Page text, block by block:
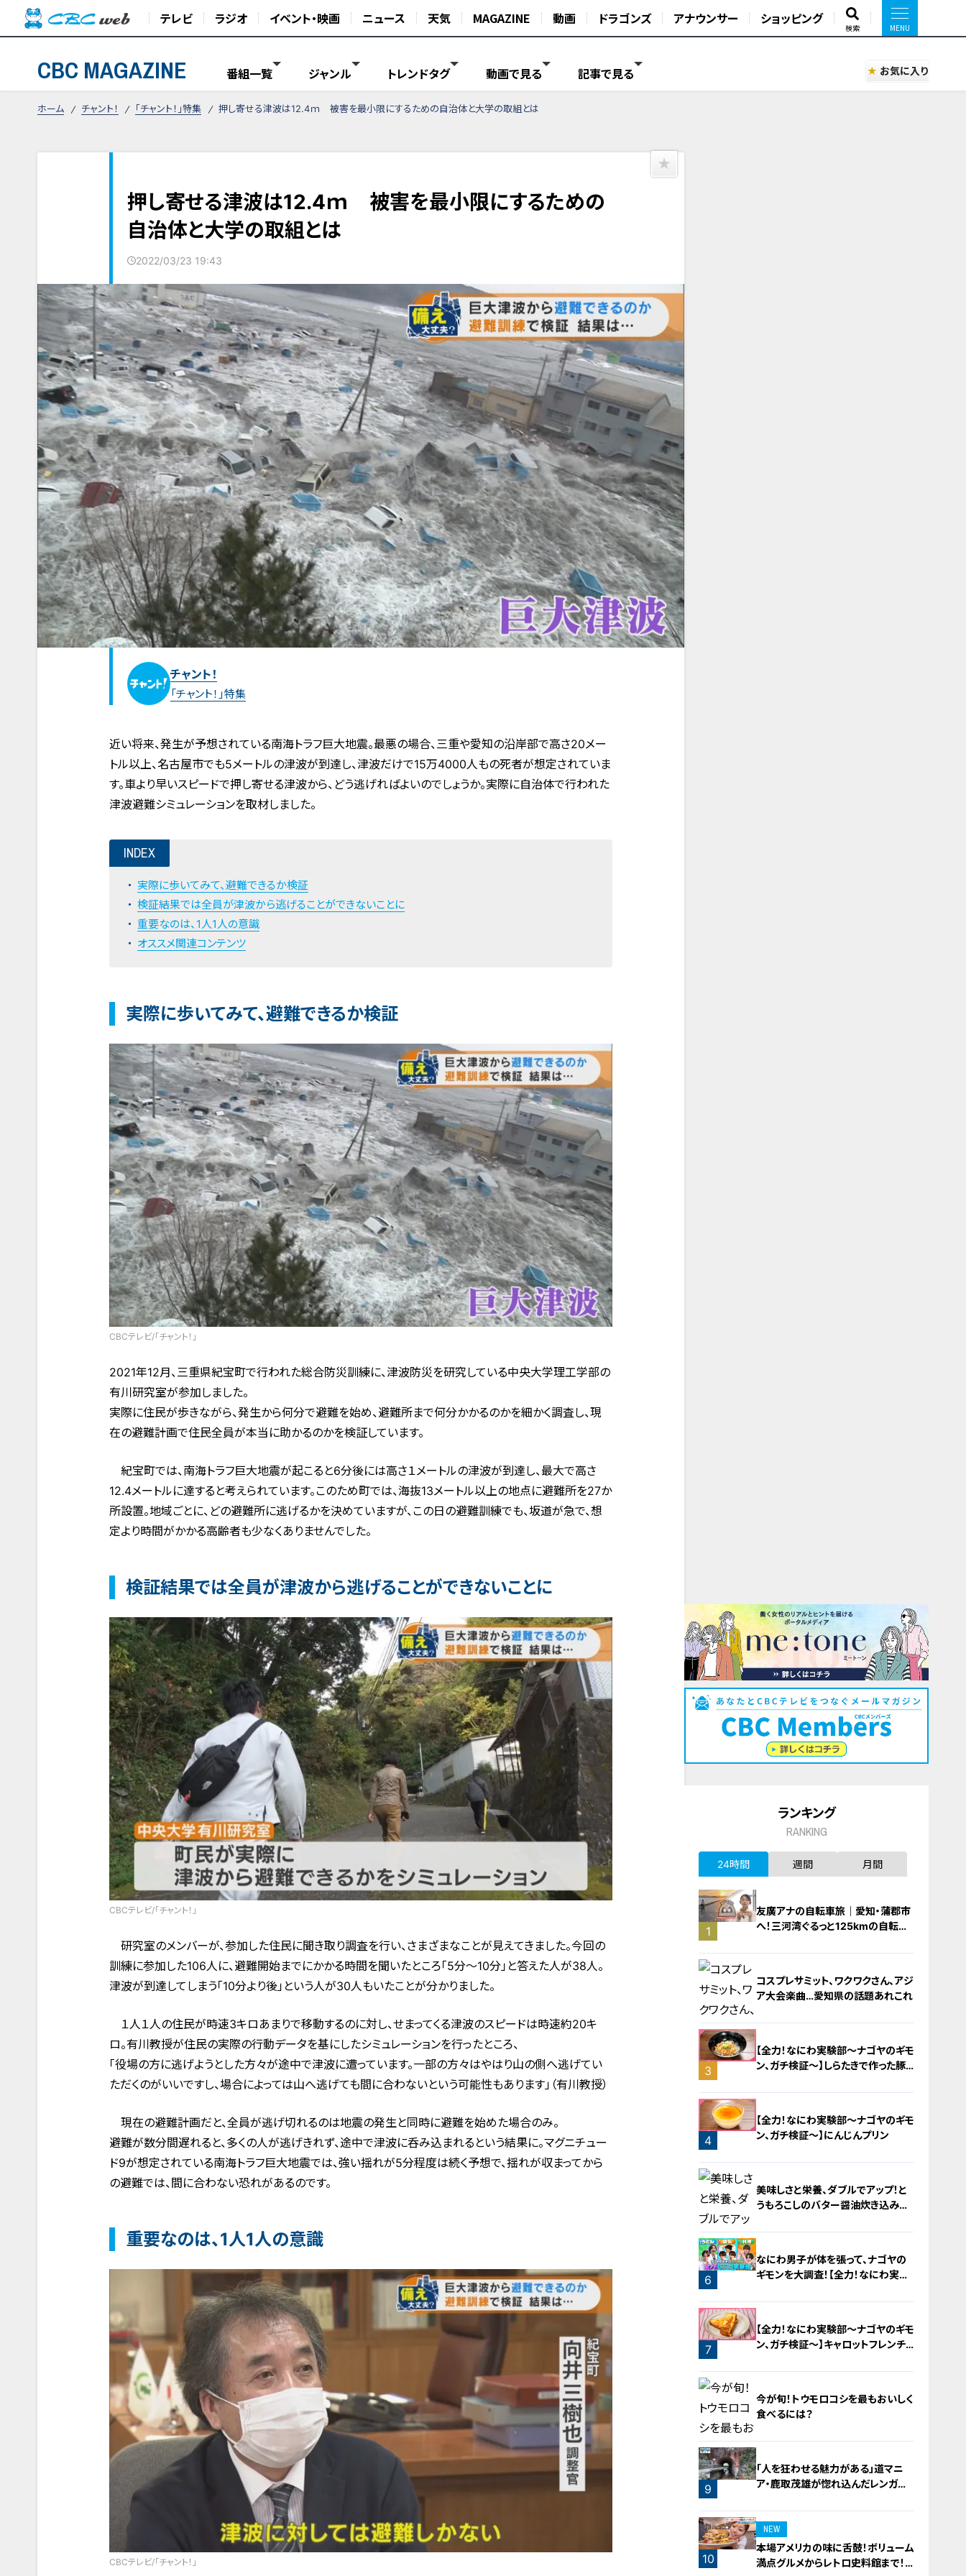
テレビ ラジオ イベント・映画 ニュース 天気 MAGAZINE 動画 ドラゴンズ アナウンサー ショッピング
検索
CBC MAGAZINE 番組一覧 ジャンル トレンドタグ 動画で見る 記事で見る お気に入り
ホーム チャント！ 「チャント！」特集 押し寄せる津波は12.4ｍ 被害を最小限にするための自治体と大学の取組とは
押し寄せる津波は12.4ｍ 被害を最小限にするための
自治体と大学の取組とは
2022/03/23 19:43
チャント！
「チャント！」特集
近い将来、発生が予想されている南海トラフ巨大地震。最悪の場合、三重や愛知の沿岸部で高さ20メー
トル以上、名古屋市でも5メートルの津波が到達し、津波だけで15万4000人もの死者が想定されていま
す。車より早いスピードで押し寄せる津波から、どう逃げればよいのでしょうか。実際に自治体で行われた
津波避難シミュレーションを取材しました。
INDEX
実際に歩いてみて、避難できるか検証
検証結果では全員が津波から逃げることができないことに
重要なのは、1人1人の意識
オススメ関連コンテンツ
実際に歩いてみて、避難できるか検証
CBCテレビ/「チャント！」
2021年12月、三重県紀宝町で行われた総合防災訓練に、津波防災を研究している中央大学理工学部の
有川研究室が参加しました。
実際に住民が歩きながら、発生から何分で避難を始め、避難所まで何分かかるのかを細かく調査し、現
在の避難計画で住民全員が本当に助かるのかを検証しています。
紀宝町では、南海トラフ巨大地震が起こると6分後には高さ１メートルの津波が到達し、最大で高さ
12.4メートルに達すると考えられています。このため町では、海抜13メートル以上の地点に避難所を27か
所設置。地域ごとに、どの避難所に逃げるかを決めていますが、この日の避難訓練でも、坂道が急で、想
定より時間がかかる高齢者も少なくありませんでした。
検証結果では全員が津波から逃げることができないことに
CBCテレビ/「チャント！」
研究室のメンバーが、参加した住民に聞き取り調査を行い、さまざまなことが見えてきました。今回の
訓練に参加した106人に、避難開始までにかかる時間を聞いたところ「5分～10分」と答えた人が38人。
津波が到達してしまう「10分より後」という人が30人もいたことが分かりました。
１人１人の住民が時速3キロあまりで移動するのに対し、せまってくる津波のスピードは時速約20キ
ロ。有川教授が住民の実際の行動データを基にしたシミュレーションを行ったところ、
「役場の方に逃げようとした方々が途中で津波に遭っています。一部の方々はやはり山の側へ逃げてい
ただくのがいいですし、場合によっては山へ逃げても間に合わないという可能性もあります」（有川教授）
現在の避難計画だと、全員が逃げ切れるのは地震の発生と同時に避難を始めた場合のみ。
避難が数分間遅れると、多くの人が逃げきれず、途中で津波に呑み込まれるという結果に。マグニチュー
ド9が想定されている南海トラフ巨大地震では、強い揺れが5分程度は続く予想で、揺れが収まってから
の避難では、間に合わない恐れがあるのです。
重要なのは、1人1人の意識
CBCテレビ/「チャント！」
ランキング
RANKING
24時間 週間 月間
1
友廣アナの自転車旅｜愛知・蒲郡市
へ！三河湾ぐるっと125kmの自転車
2
コスプレサミット、ワクワクさん、アジ
ア大会楽曲…愛知県の話題あれこれ
3
【全力！なにわ実験部～ナゴヤのギモ
ン、ガチ検証～】しらたきで作った豚
4
【全力！なにわ実験部～ナゴヤのギモ
ン、ガチ検証～】にんじんプリン
5
美味しさと栄養、ダブルでアップ！と
うもろこしのバター醤油炊き込みご
6
なにわ男子が体を張って、ナゴヤの
ギモンを大調査！【全力！なにわ実験
7
【全力！なにわ実験部～ナゴヤのギモ
ン、ガチ検証～】キャロットフレンチ
8
今が旬！トウモロコシを最もおいしく
食べるには？
9
「人を狂わせる魅力がある」道マニ
ア・鹿取茂雄が惚れ込んだレンガの
10
NEW
本場アメリカの味に舌鼓！ボリューム
満点グルメからレトロ史料館まで！